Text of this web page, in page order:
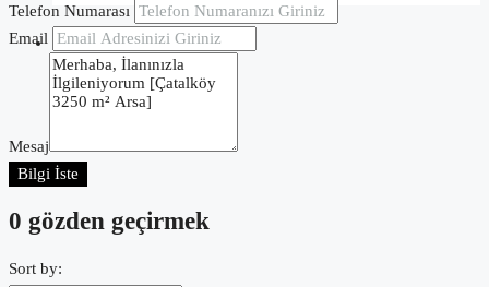
İletişim
Telefon Numarası
Email
Mesaj
Bilgi İste
0 gözden geçirmek
Sort by: